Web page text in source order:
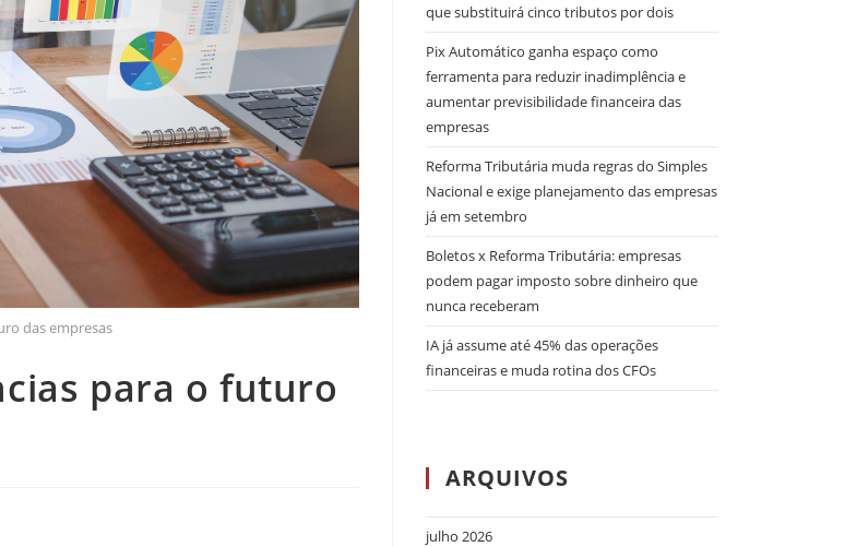
das empresas
para o futuro
que substituirá cinco tributos por dois
Pix Automático ganha espaço como
ferramenta para reduzir inadimplência e
aumentar previsibilidade financeira das
empresas
Reforma Tributária muda regras do Simples
Nacional e exige planejamento das empresas
já em setembro
Boletos x Reforma Tributária: empresas
podem pagar imposto sobre dinheiro que
nunca receberam
IA já assume até 45% das operações
financeiras e muda rotina dos CFOs
ARQUIVOS
julho 2026